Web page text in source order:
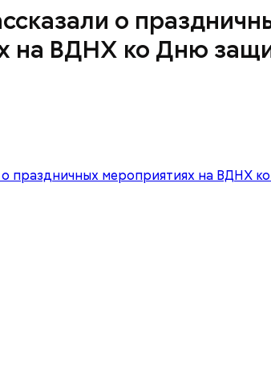
о
на ВДНХ ко Дню
кардиограмм